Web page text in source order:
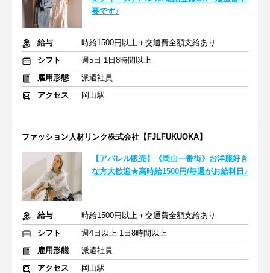
要です♪
給与
時給1500円以上＋交通費全額支給あり
シフト
週5日 1日8時間以上
雇用形態
派遣社員
アクセス
岡山駅
ファッション人材リンク株式会社【FJLFUKUOKA】
【アパレル販売】《岡山一番街》お洋服好き
な方大歓迎★高時給1500円/毎週がお給料日♪
給与
時給1500円以上＋交通費全額支給あり
シフト
週4日以上 1日8時間以上
雇用形態
派遣社員
アクセス
岡山駅